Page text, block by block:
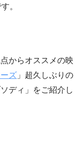
。
からオススメの映
ズ 」超久しぶりの
ディ」をご紹介し